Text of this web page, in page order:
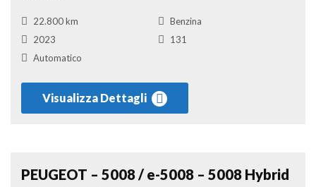
22.800 km
Benzina
2023
131
Automatico
Visualizza Dettagli
Suv
Confronta
PEUGEOT – 5008 / e-5008 – 5008 Hybrid